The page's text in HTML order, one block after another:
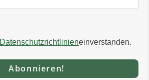
Datenschutzrichtlinieneinverstanden.